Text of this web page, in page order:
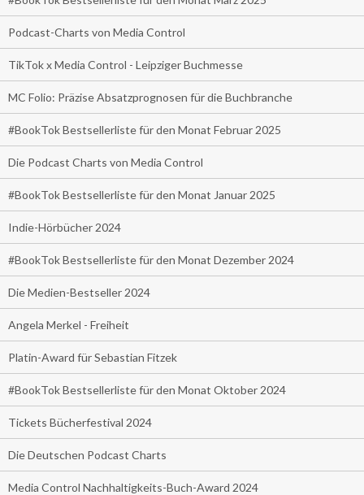
Podcast-Charts von Media Control
TikTok x Media Control - Leipziger Buchmesse
MC Folio: Präzise Absatzprognosen für die Buchbranche
#BookTok Bestsellerliste für den Monat Februar 2025
Die Podcast Charts von Media Control
#BookTok Bestsellerliste für den Monat Januar 2025
Indie-Hörbücher 2024
#BookTok Bestsellerliste für den Monat Dezember 2024
Die Medien-Bestseller 2024
Angela Merkel - Freiheit
Platin-Award für Sebastian Fitzek
#BookTok Bestsellerliste für den Monat Oktober 2024
Tickets Bücherfestival 2024
Die Deutschen Podcast Charts
Media Control Nachhaltigkeits-Buch-Award 2024